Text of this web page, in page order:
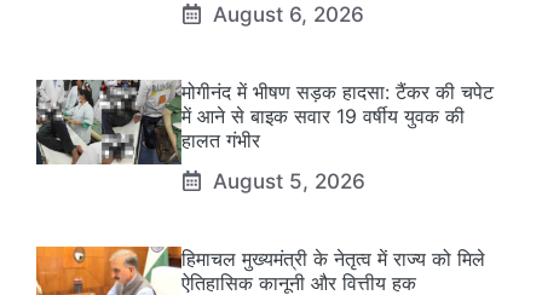
August 6, 2026
मोगीनंद में भीषण सड़क हादसा: टैंकर की चपेट
में आने से बाइक सवार 19 वर्षीय युवक की
हालत गंभीर
August 5, 2026
हिमाचल मुख्यमंत्री के नेतृत्व में राज्य को मिले
ऐतिहासिक कानूनी और वित्तीय हक